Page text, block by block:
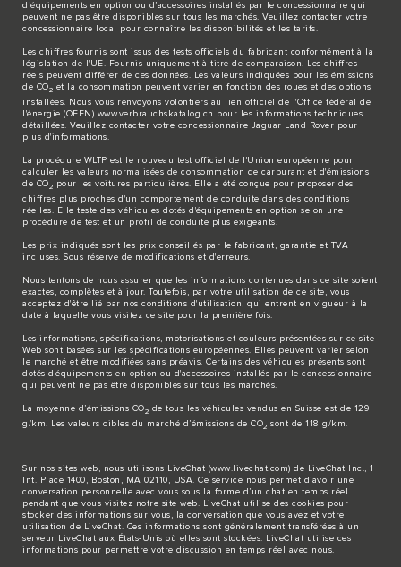
d’équipements en option ou d’accessoires installés par le concessionnaire qui
peuvent ne pas être disponibles sur tous les marchés. Veuillez contacter votre
concessionnaire local pour connaître les disponibilités et les tarifs.
Les chiffres fournis sont issus des tests officiels du fabricant conformément à la
législation de l'UE. Fournis uniquement à titre de comparaison. Les chiffres
réels peuvent différer de ces données. Les valeurs indiquées pour les émissions
de CO2 et la consommation peuvent varier en fonction des roues et des options
installées. Nous vous renvoyons volontiers au lien officiel de l'Office fédéral de
l'énergie (OFEN) www.verbrauchskatalog.ch pour les informations techniques
détaillées. Veuillez contacter votre concessionnaire Jaguar Land Rover pour
plus d'informations.
La procédure WLTP est le nouveau test officiel de l'Union européenne pour
calculer les valeurs normalisées de consommation de carburant et d'émissions
de CO2
pour les voitures particulières. Elle a été conçue pour proposer des
chiffres plus proches d'un comportement de conduite dans des conditions
réelles. Elle teste des véhicules dotés d'équipements en option selon une
procédure de test et un profil de conduite plus exigeants.
Les prix indiqués sont les prix conseillés par le fabricant, garantie et TVA
incluses. Sous réserve de modifications et d'erreurs.
Nous tentons de nous assurer que les informations contenues dans ce site soient
exactes, complètes et à jour. Toutefois, par votre utilisation de ce site, vous
acceptez d'être lié par nos conditions d'utilisation, qui entrent en vigueur à la
date à laquelle vous visitez ce site pour la première fois.
Les informations, spécifications, motorisations et couleurs présentées sur ce site
Web sont basées sur les spécifications européennes. Elles peuvent varier selon
le marché et être modifiées sans préavis. Certains des véhicules présents sont
dotés d'équipements en option ou d'accessoires installés par le concessionnaire
qui peuvent ne pas être disponibles sur tous les marchés.
La moyenne d’émissions CO2 de tous les véhicules vendus en Suisse est de 129
g/km. Les valeurs cibles du marché d’émissions de CO2 sont de 118 g/km.
Sur nos sites web, nous utilisons LiveChat (www.livechat.com) de LiveChat Inc., 1
Int. Place 1400, Boston, MA 02110, USA. Ce service nous permet d’avoir une
conversation personnelle avec vous sous la forme d’un chat en temps réel
pendant que vous visitez notre site web. LiveChat utilise des cookies pour
stocker des informations sur vous, la conversation que vous avez et votre
utilisation de LiveChat. Ces informations sont généralement transférées à un
serveur LiveChat aux États-Unis où elles sont stockées. LiveChat utilise ces
informations pour permettre votre discussion en temps réel avec nous.